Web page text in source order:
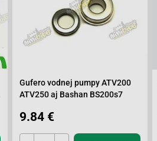
Gufero vodnej pumpy ATV200
ATV250 aj Bashan BS200s7
9.84 €